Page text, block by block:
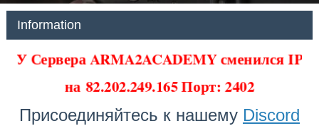
Information
У Сервера ARMA2ACADEMY сменился IP
на82.202.249.165 Порт: 2402
Присоединяйтесь к нашему Discord